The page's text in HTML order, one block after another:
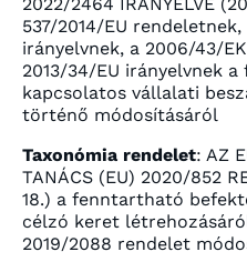
537/2014/EU
irányelvnek, a 2006/43/
2013/34/EU irányelvnek
kapcsolatos vállalati
történő módosításáról
Taxonómia rendelet: AZ
TANÁCS (EU) 2020/852
18.) a fenntartható
célzó keret
2019/2088 rendelet